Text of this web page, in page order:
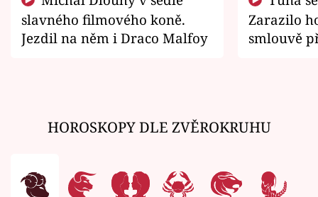
slavného filmového koně.
Jezdil na něm i Draco Malfoy
Zarazilo
smlouvě
HOROSKOPY DLE ZVĚROKRUHU